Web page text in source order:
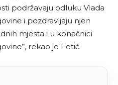
podržavaju odluku Vlada
i pozdravljaju njen
mjesta i u konačnici
rekao je Fetić.